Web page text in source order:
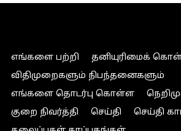
எங்களை பற்றி
தனியுரிமைக்
விதிமுறைகளும் நிபந்தனைகளும்
எங்களை தொடர்பு கொள்ள
குறை நிவர்த்தி
செய்தி
செய்தி